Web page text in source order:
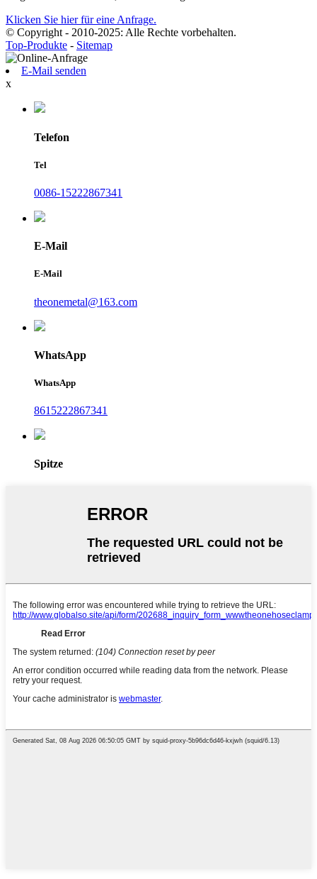
Klicken Sie hier für eine Anfrage.
© Copyright - 2010-2025: Alle Rechte vorbehalten.
Top-Produkte - Sitemap
E-Mail senden
x
Telefon
Tel
0086-15222867341
E-Mail
E-Mail
theonemetal@163.com
WhatsApp
WhatsApp
8615222867341
Spitze